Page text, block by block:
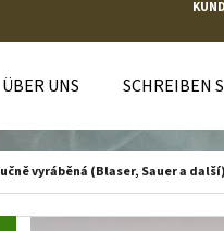
ÜBER UNS SCHREIBEN
vyráběná (Blaser, Sauer a další)
SIE?
SUCHEN